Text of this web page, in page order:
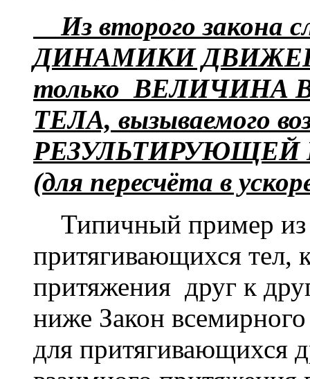
Из второго закона
ДИНАМИКИ
только ВЕЛИЧИНА
ТЕЛА, вызываемого
РЕЗУЛЬТИРУЮЩЕЙ
(для пересчёта в
Типичный пример из
притягивающихся
притяжения друг к
ниже Закон
для притягивающихся